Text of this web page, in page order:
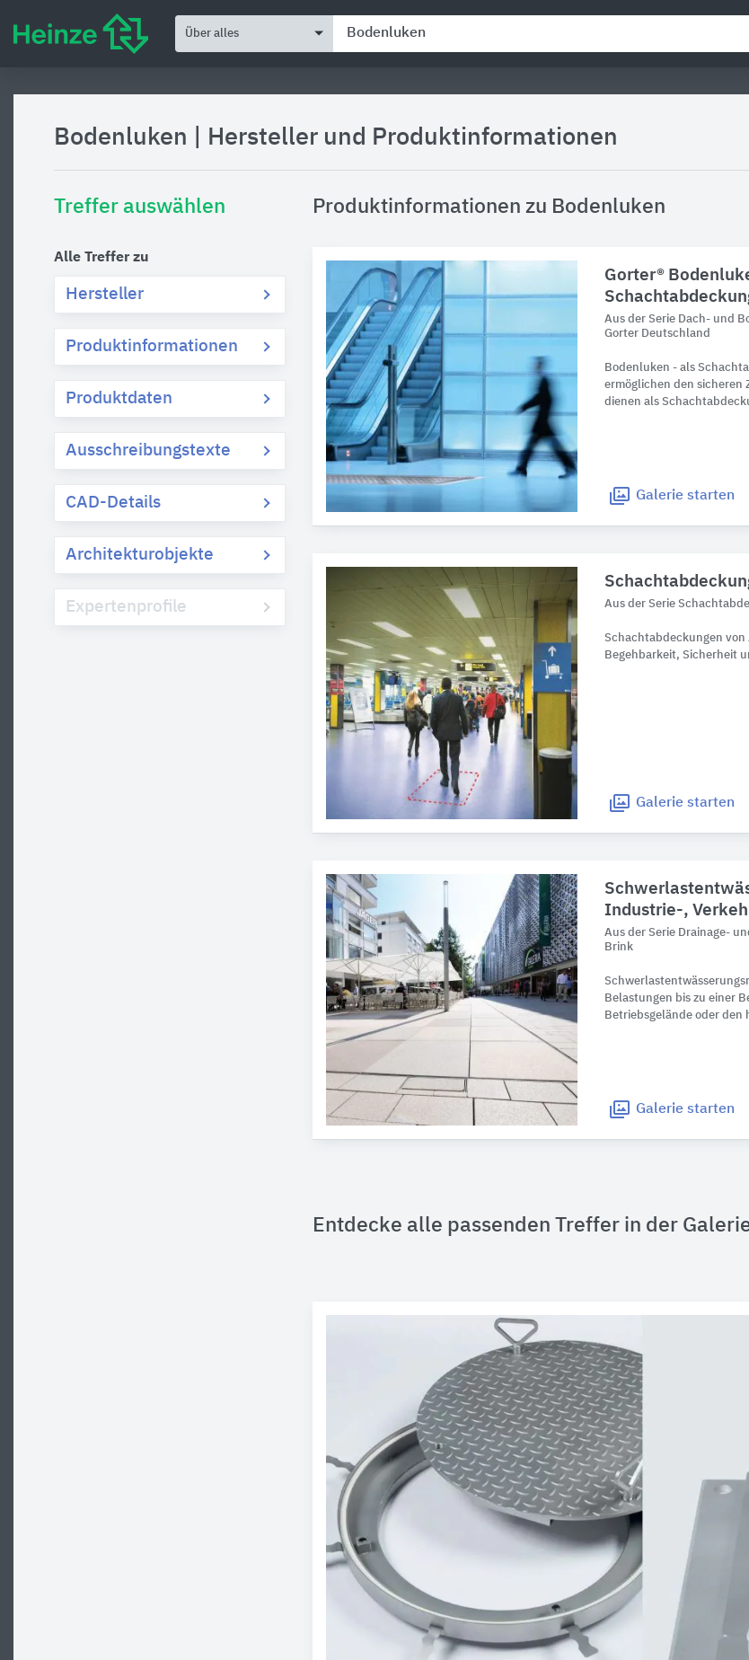
Über alles
Bodenluken Hersteller und Produktinformationen
Treffer auswählen
Alle Treffer zu
Hersteller
Produktinformationen
Produktdaten
Ausschreibungstexte
CAD-Details
Architekturobjekte
Expertenprofile
Produktinformationen zu Bodenluken
Gorter®
Aus der Serie Dach- und
Gorter Deutschland
Bodenluken - als
ermöglichen den sicheren
dienen als
Galerie starten
Aus der Serie
Schachtabdeckungen von
Begehbarkeit, Sicherheit
Galerie starten
Industrie-,
Aus der Serie Drainage-
Brink
Belastungen bis zu einer
Betriebsgelände oder
Galerie starten
Entdecke alle passenden Treffer in der